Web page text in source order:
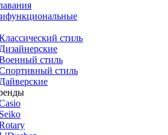
стиль
Дизайнерские
стиль
стиль
Дайверские
Seiko